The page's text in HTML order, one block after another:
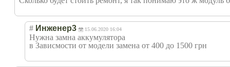
# Инженер3 15.06.2020 16:04
Нужна замна аккумулятора
в Зависмости от модели замена от 400 до 1500 грн